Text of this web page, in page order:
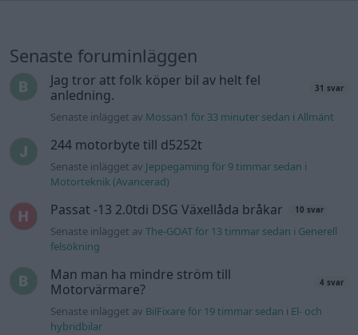
Senaste foruminläggen
Jag tror att folk köper bil av helt fel
anledning.
31 svar
Senaste inlägget av Mossan1 för 33 minuter sedan iAllmänt
244 motorbyte till d5252t
Senaste inlägget av Jeppegaming för 9 timmar sedan i
Motorteknik (Avancerad)
Passat -13 2.0tdi DSG Växellåda bråkar 10 svar
Senaste inlägget avThe-GOAT för 13 timmar sedan i Generell
felsökning
Man man ha mindre ström till
Motorvärmare?
4 svar
Senaste inlägget av BilFixare för 19 timmar sedan i El- och
hybridbilar